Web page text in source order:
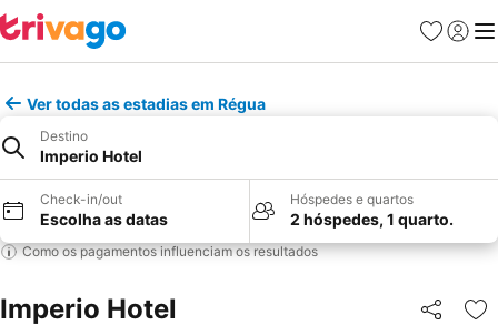
Favoritos
Iniciar
Ver todas as estadias em Régua
Destino
Imperio Hotel
Check-in/out
Escolha as datas
Hóspedes e quartos
2 hóspedes, 1 quarto.
Como os pagamentos influenciam os resultados
Imperio Hotel Partilhar